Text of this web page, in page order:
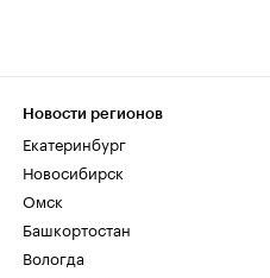
Новости регионов
Екатеринбург
Новосибирск
Омск
Башкортостан
Вологда